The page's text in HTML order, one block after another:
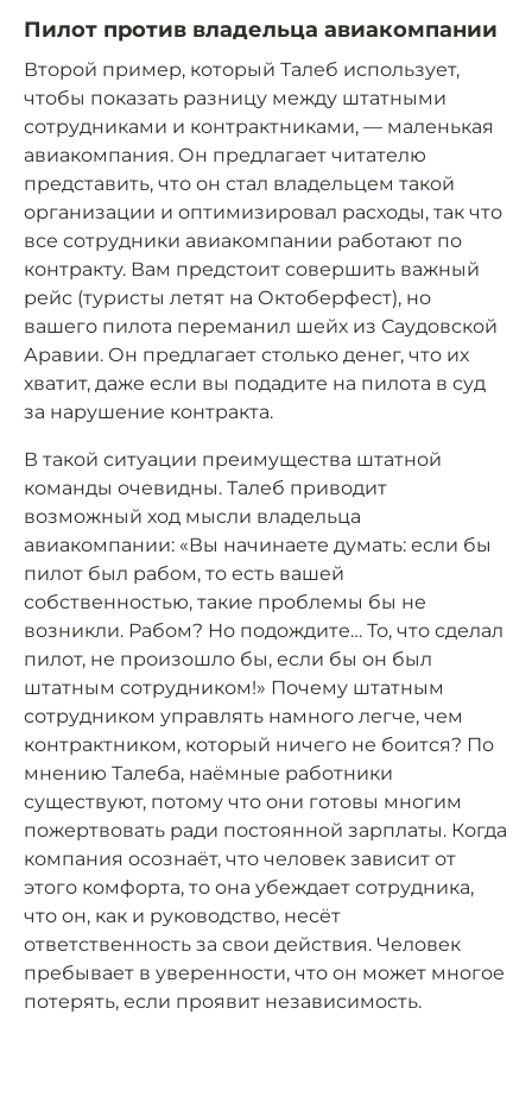
Пилот против владельца авиакомпании
Второй пример, который Талеб использует,
чтобы показать разницу между штатными
сотрудниками и контрактниками, — маленькая
авиакомпания. Он предлагает читателю
представить, что он стал владельцем такой
организации и оптимизировал расходы, так что
все сотрудники авиакомпании работают по
контракту. Вам предстоит совершить важный
рейс (туристы летят на Октоберфест), но
вашего пилота переманил шейх из Саудовской
Аравии. Он предлагает столько денег, что их
хватит, даже если вы подадите на пилота в суд
за нарушение контракта.
В такой ситуации преимущества штатной
команды очевидны. Талеб приводит
возможный ход мысли владельца
авиакомпании: «Вы начинаете думать: если бы
пилот был рабом, то есть вашей
собственностью, такие проблемы бы не
возникли. Рабом? Но подождите… То, что сделал
пилот, не произошло бы, если бы он был
штатным сотрудником!» Почему штатным
сотрудником управлять намного легче, чем
контрактником, который ничего не боится? По
мнению Талеба, наёмные работники
существуют, потому что они готовы многим
пожертвовать ради постоянной зарплаты. Когда
компания осознаёт, что человек зависит от
этого комфорта, то она убеждает сотрудника,
что он, как и руководство, несёт
ответственность за свои действия. Человек
пребывает в уверенности, что он может многое
потерять, если проявит независимость.